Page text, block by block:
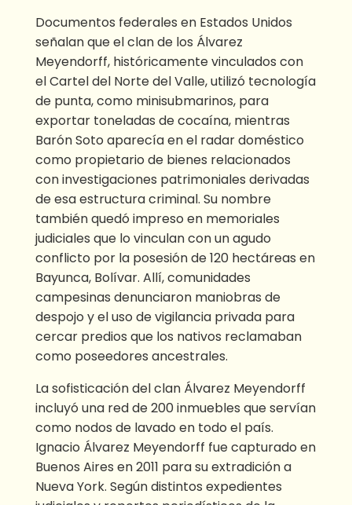
Documentos federales en Estados Unidos
señalan que el clan de los Álvarez
Meyendorff, históricamente vinculados con
el Cartel del Norte del Valle, utilizó tecnología
de punta, como minisubmarinos, para
exportar toneladas de cocaína, mientras
Barón Soto aparecía en el radar doméstico
como propietario de bienes relacionados
con investigaciones patrimoniales derivadas
de esa estructura criminal. Su nombre
también quedó impreso en memoriales
judiciales que lo vinculan con un agudo
conflicto por la posesión de 120 hectáreas en
Bayunca, Bolívar. Allí, comunidades
campesinas denunciaron maniobras de
despojo y el uso de vigilancia privada para
cercar predios que los nativos reclamaban
como poseedores ancestrales.
La sofisticación del clan Álvarez Meyendorff
incluyó una red de 200 inmuebles que servían
como nodos de lavado en todo el país.
Ignacio Álvarez Meyendorff fue capturado en
Buenos Aires en 2011 para su extradición a
Nueva York. Según distintos expedientes